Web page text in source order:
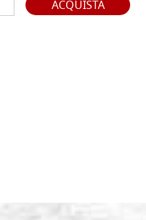
ACQUISTA